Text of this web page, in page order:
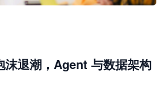
沫退潮，Agent 与数据架构